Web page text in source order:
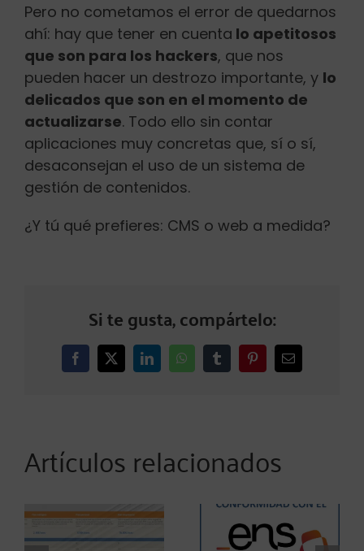
Pero no cometamos el error de quedarnos
ahí: hay que tener en cuenta lo apetitosos
que son para los hackers, que nos
pueden hacer un destrozo importante, y lo
delicados que son en el momento de
actualizarse. Todo ello sin contar
aplicaciones muy concretas que, sí o sí,
desaconsejan el uso de un sistema de
gestión de contenidos.
¿Y tú qué prefieres: CMS o web a medida?
Si te gusta, compártelo:
Facebook
X LinkedInWhatsAppTumblrPinterestCorreo
electrónico
Artículos relacionados
DSD0
impulsa la
certificación
Actualización